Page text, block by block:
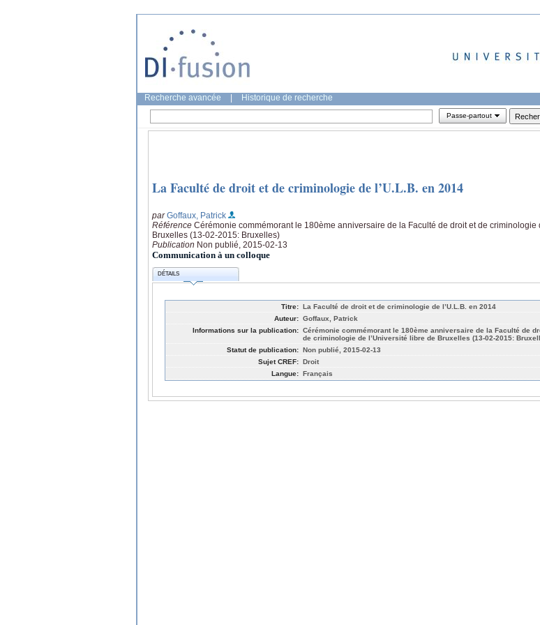
Recherche avancée Historique de recherche
Passe-partout
La Faculté de droit et de criminologie de l’U.L.B. en 2014
parGoffaux, Patrick
Référence Cérémonie commémorant le 180ème anniversaire de la Faculté de droit et de criminologie
Bruxelles (13-02-2015: Bruxelles)
Publication Non publié, 2015-02-13
Communication à un colloque
DÉTAILS
Titre: La Faculté de droit et de criminologie de l’U.L.B. en 2014
Auteur: Goffaux, Patrick
Informations sur la publication: Cérémonie commémorant le 180ème anniversaire de la Faculté de
de criminologie de l’Université libre de Bruxelles (13-02-2015:
Statut de publication: Non publié, 2015-02-13
Sujet CREF: Droit
Langue: Français